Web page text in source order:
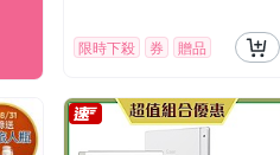
限時下殺 券 贈品